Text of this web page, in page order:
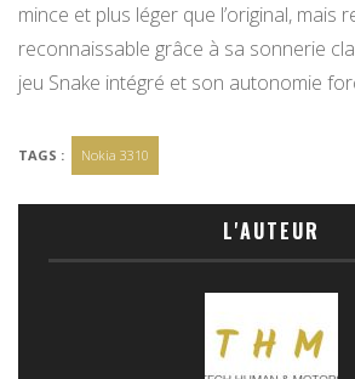
mince et plus léger que l’original, mais
reconnaissable grâce à sa sonnerie
jeu Snake intégré et son autonomie
TAGS : Nokia 3310
L'AUTEUR